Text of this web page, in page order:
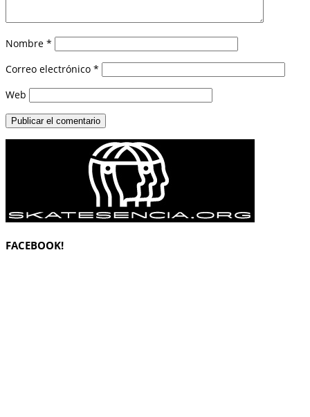
Nombre *
Correo electrónico *
Web
FACEBOOK!